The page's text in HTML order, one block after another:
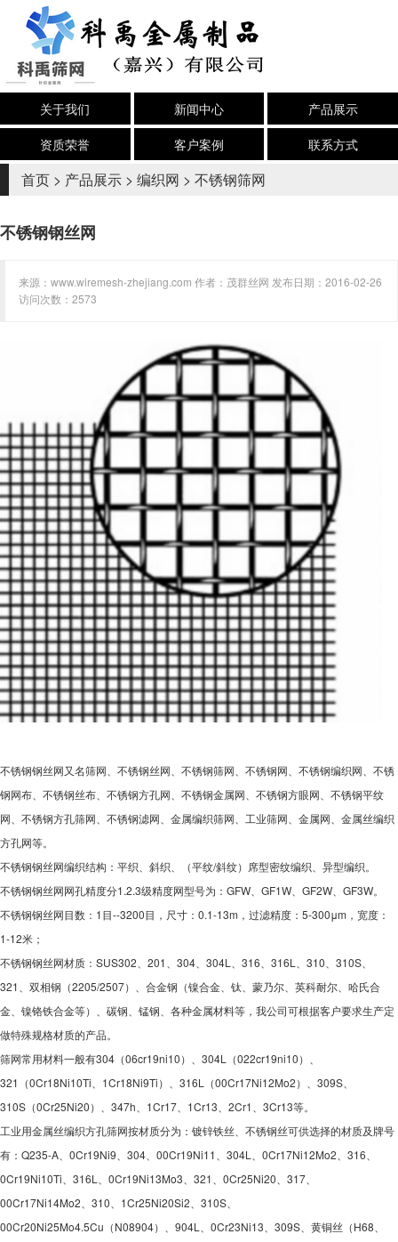
关于我们 新闻中心
产品展示
资质荣誉
客户案例 联系方式
首页 > 产品展示 > 编织网 > 不锈钢筛网
不锈钢钢丝网
来源：www.wiremesh-zhejiang.com 作者：茂群丝网 发布日期：2016-02-26
访问次数：2573
不锈钢钢丝网又名筛网、不锈钢丝网、不锈钢筛网、不锈钢网、不锈钢编织网、不锈
钢网布、不锈钢丝布、不锈钢方孔网、不锈钢金属网、不锈钢方眼网、不锈钢平纹
网、不锈钢方孔筛网、不锈钢滤网、金属编织筛网、工业筛网、金属网、金属丝编织
方孔网等。
不锈钢钢丝网编织结构：平织、斜织、（平纹/斜纹）席型密纹编织、异型编织。
不锈钢钢丝网网孔精度分1.2.3级精度网型号为：GFW、GF1W、GF2W、GF3W。
不锈钢钢丝网目数：1目--3200目，尺寸：0.1-13m，过滤精度：5-300μm，宽度：
1-12米；
不锈钢钢丝网材质：SUS302、201、304、304L、316、316L、310、310S、
321、双相钢（2205/2507）、合金钢（镍合金、钛、蒙乃尔、英科耐尔、哈氏合
金、镍铬铁合金等）、碳钢、锰钢、各种金属材料等，我公司可根据客户要求生产定
做特殊规格材质的产品。
筛网常用材料一般有304（06cr19ni10）、304L（022cr19ni10）、
321（0Cr18Ni10Ti、1Cr18Ni9Ti）、316L（00Cr17Ni12Mo2）、309S、
310S（0Cr25Ni20）、347h、1Cr17、1Cr13、2Cr1、3Cr13等。
工业用金属丝编织方孔筛网按材质分为：镀锌铁丝、不锈钢丝可供选择的材质及牌号
有：Q235-A、0Cr19Ni9、304、00Cr19Ni11、304L、0Cr17Ni12Mo2、316、
0Cr19Ni10Ti、316L、0Cr19Ni13Mo3、321、0Cr25Ni20、317、
00Cr17Ni14Mo2、310、1Cr25Ni20Si2、310S、
00Cr20Ni25Mo4.5Cu（N08904）、904L、0Cr23Ni13、309S、黄铜丝（H68、